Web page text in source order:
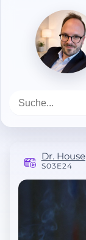
Dr. House
S03E24